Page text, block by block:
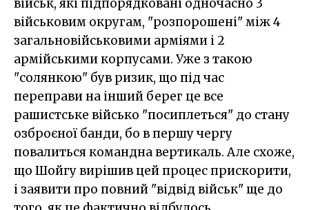
військ, які підпорядковані одночасно 3
військовим округам, "розпорошені" між 4
загальновійськовими арміями і 2
армійськими корпусами. Уже з такою
"солянкою" був ризик, що під час
переправи на інший берег це все
рашистське військо "посиплеться" до стану
озброєної банди, бо в першу чергу
повалиться командна вертикаль. Але схоже,
що Шойгу вирішив цей процес прискорити,
і заявити про повний "відвід військ" ще до